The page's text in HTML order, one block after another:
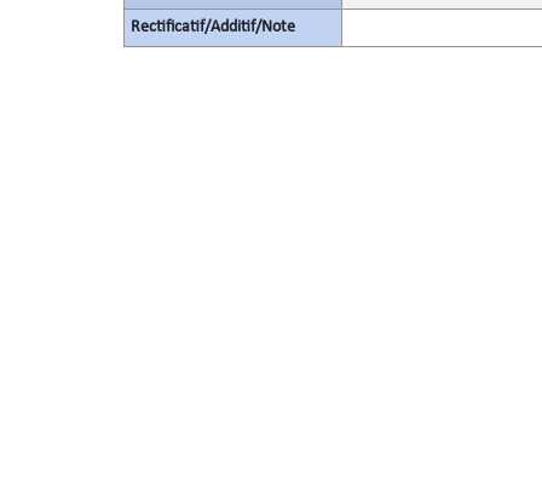
Rectificatif/Additif/Note